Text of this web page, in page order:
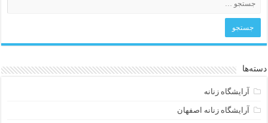
دسته‌ها
آرایشگاه زنانه
آرایشگاه زنانه اصفهان